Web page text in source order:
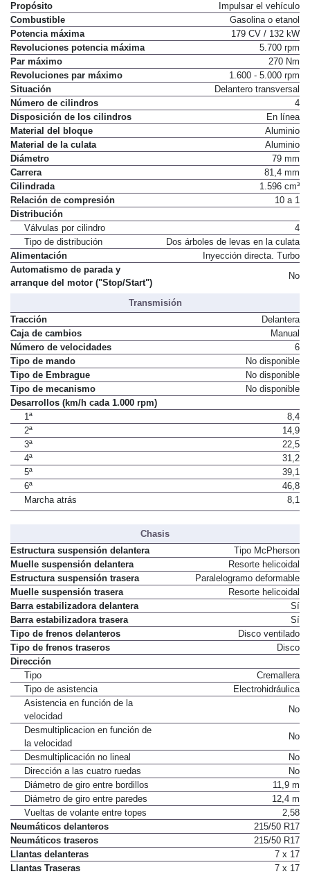
Propósito
Impulsar el vehículo
Combustible
Gasolina o etanol
Potencia máxima
179 CV / 132 kW
Revoluciones potencia máxima
5.700 rpm
Par máximo
270 Nm
Revoluciones par máximo
1.600 - 5.000 rpm
Situación
Delantero transversal
Número de cilindros
4
Disposición de los cilindros
En línea
Material del bloque
Aluminio
Material de la culata
Aluminio
Diámetro
79 mm
Carrera
81,4 mm
Cilindrada
1.596 cm³
Relación de compresión
10 a 1
Distribución
Válvulas por cilindro
4
Tipo de distribución
Dos árboles de levas en la culata
Alimentación
Inyección directa. Turbo
Automatismo de parada y
arranque del motor ("Stop/Start")
No
Transmisión
Tracción
Delantera
Caja de cambios
Manual
Número de velocidades
6
Tipo de mando
No disponible
Tipo de Embrague
No disponible
Tipo de mecanismo
No disponible
Desarrollos (km/h cada 1.000 rpm)
1ª
8,4
2ª
14,9
3ª
22,5
4ª
31,2
5ª
39,1
6ª
46,8
Marcha atrás
8,1
Chasis
Estructura suspensión delantera
Tipo McPherson
Muelle suspensión delantera
Resorte helicoidal
Estructura suspensión trasera
Paralelogramo deformable
Muelle suspensión trasera
Resorte helicoidal
Barra estabilizadora delantera
Sí
Barra estabilizadora trasera
Sí
Tipo de frenos delanteros
Disco ventilado
Tipo de frenos traseros
Disco
Dirección
Tipo
Cremallera
Tipo de asistencia
Electrohidráulica
Asistencia en función de la
velocidad
No
Desmultiplicacion en función de
la velocidad
No
Desmultiplicación no lineal
No
Dirección a las cuatro ruedas
No
Diámetro de giro entre bordillos
11,9 m
Diámetro de giro entre paredes
12,4 m
Vueltas de volante entre topes
2,58
Neumáticos delanteros
215/50 R17
Neumáticos traseros
215/50 R17
Llantas delanteras
7 x 17
Llantas Traseras
7 x 17